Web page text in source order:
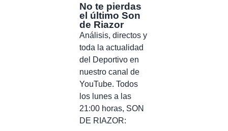
No te pierdas
el último Son
de Riazor
Análisis, directos y
toda la actualidad
del Deportivo en
nuestro canal de
YouTube. Todos
los lunes a las
21:00 horas, SON
DE RIAZOR: